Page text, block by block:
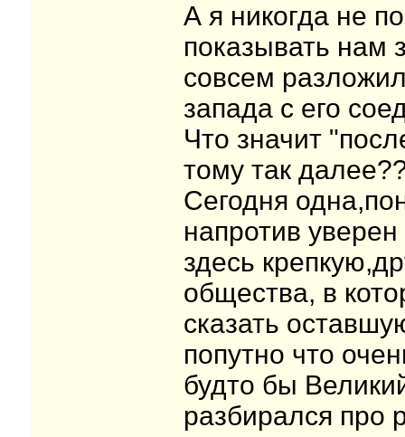
А я никогда не
показывать нам
совсем
запада с его
Что значит
тому так
Сегодня
напротив
здесь
общества, в
сказать
попутно что
будто бы
разбирался про